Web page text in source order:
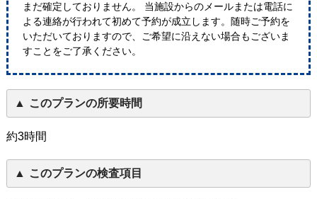
まだ確定しておりません。 当施設からのメールまたは電話に
よる連絡が行われて初めて予約が成立します。随時ご予約を
いただいておりますので、ご希望に沿えない場合もございま
すことをご了承ください。
このプランの所要時間
約3時間
このプランの検査項目